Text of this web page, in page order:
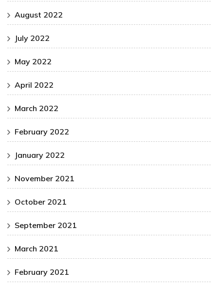
August 2022
July 2022
May 2022
April 2022
March 2022
February 2022
January 2022
November 2021
October 2021
September 2021
March 2021
February 2021